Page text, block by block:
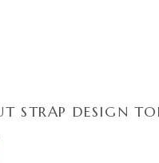
STRAP DESIGN